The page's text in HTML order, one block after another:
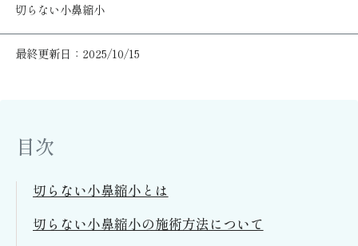
切らない小鼻縮小
最終更新日：2025/10/15
目次
切らない小鼻縮小とは
切らない小鼻縮小の施術方法について